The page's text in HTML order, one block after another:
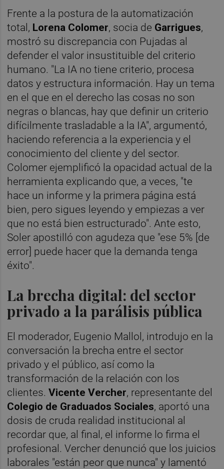
Frente a la postura de la automatización
total, Lorena Colomer, socia de Garrigues,
mostró su discrepancia con Pujadas al
defender el valor insustituible del criterio
humano. "La IA no tiene criterio, procesa
datos y estructura información. Hay un tema
en el que en el derecho las cosas no son
negras o blancas, hay que definir un criterio
difícilmente trasladable a la IA", argumentó,
haciendo referencia a la experiencia y el
conocimiento del cliente y del sector.
Colomer ejemplificó la opacidad actual de la
herramienta explicando que, a veces, "te
hace un informe y la primera página está
bien, pero sigues leyendo y empiezas a ver
que no está bien estructurado". Ante esto,
Soler apostilló con agudeza que "ese 5% [de
error] puede hacer que la demanda tenga
éxito".
La brecha digital: del sector
privado a la parálisis pública
El moderador, Eugenio Mallol, introdujo en la
conversación la brecha entre el sector
privado y el público, así como la
transformación de la relación con los
clientes.Vicente Vercher, representante del
Colegio de Graduados Sociales, aportó una
dosis de cruda realidad institucional al
recordar que, al final, el informe lo firma el
profesional. Vercher denunció que los juicios
laborales "están peor que nunca" y lamentó